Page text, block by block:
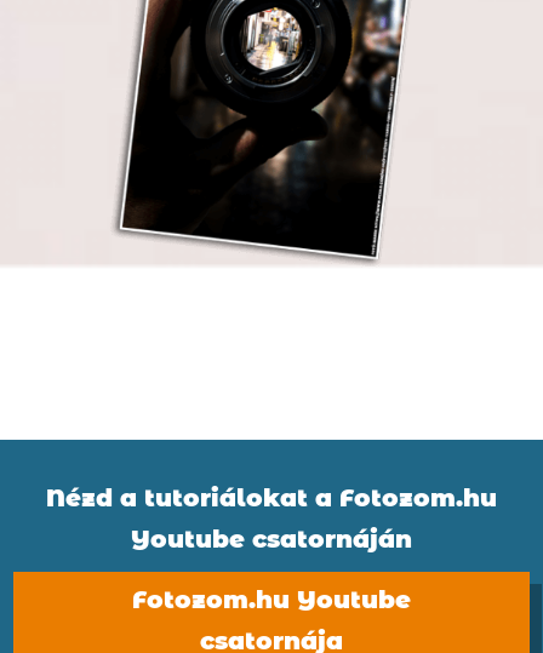
Nézd a tutoriálokat a Fotozom.hu
Youtube csatornáján
Fotozom.hu Youtube
csatornája